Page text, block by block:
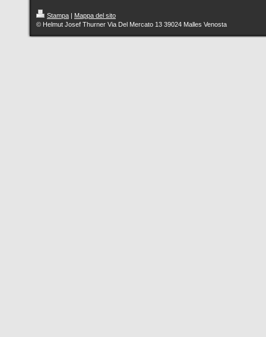
Stampa | Mappa del sito
© Helmut Josef Thurner Via Del Mercato 13 39024 Malles Venosta